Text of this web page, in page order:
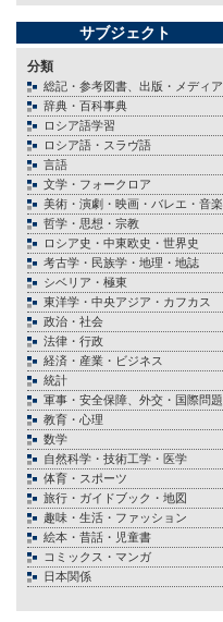
サブジェクト
分類
総記・参考図書、出版・メディア
辞典・百科事典
ロシア語学習
ロシア語・スラヴ語
言語
文学・フォークロア
美術・演劇・映画・バレエ・音楽
哲学・思想・宗教
ロシア史・中東欧史・世界史
考古学・民族学・地理・地誌
シベリア・極東
東洋学・中央アジア・カフカス
政治・社会
法律・行政
経済・産業・ビジネス
統計
軍事・安全保障、外交・国際問題
教育・心理
数学
自然科学・技術工学・医学
体育・スポーツ
旅行・ガイドブック・地図
趣味・生活・ファッション
絵本・昔話・児童書
コミックス・マンガ
日本関係